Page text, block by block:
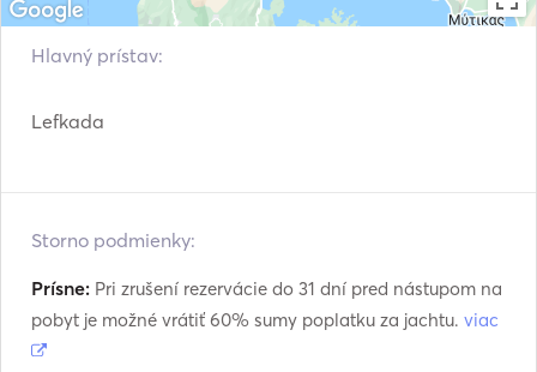
Water toys: Snorkeling equipment
Hlavný prístav:
Lefkada
Storno podmienky:
Prísne: Pri zrušení rezervácie do 31 dní pred nástupom na
pobyt je možné vrátiť 60% sumy poplatku za jachtu. viac